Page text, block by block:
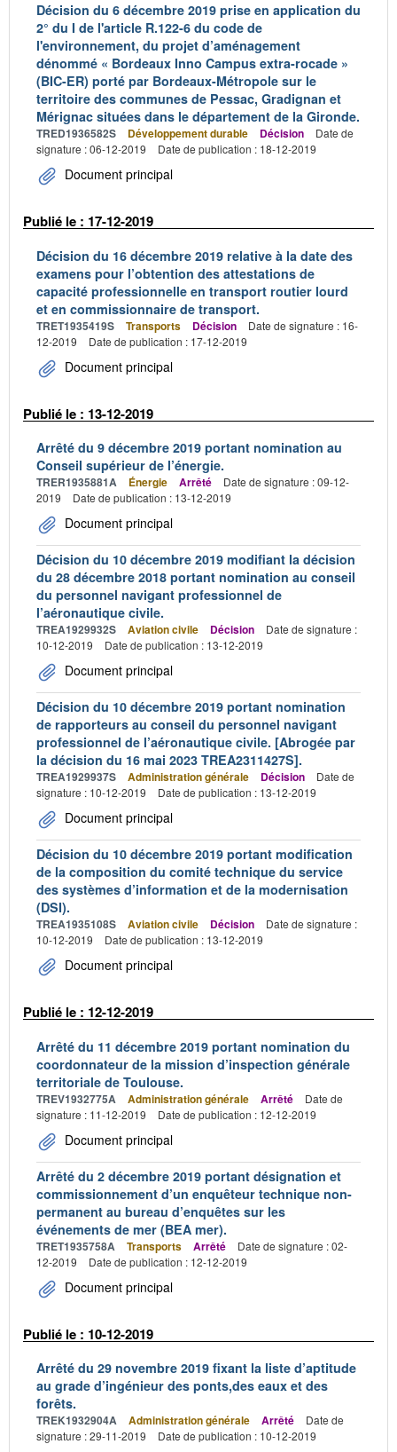
Décision du 6 décembre 2019 prise en application du
2° du I de l'article R.122-6 du code de
l'environnement, du projet d’aménagement
dénommé « Bordeaux Inno Campus extra-rocade »
(BIC-ER) porté par Bordeaux-Métropole sur le
territoire des communes de Pessac, Gradignan et
Mérignac situées dans le département de la Gironde.
TRED1936582S Développement durable Décision
Date de
signature : 06-12-2019
Date de publication : 18-12-2019
Document principal
Publié le : 17-12-2019
Décision du 16 décembre 2019 relative à la date des
examens pour l’obtention des attestations de
capacité professionnelle en transport routier lourd
et en commissionnaire de transport.
TRET1935419S Transports Décision
Date de signature : 16-
12-2019
Date de publication : 17-12-2019
Document principal
Publié le : 13-12-2019
Arrêté du 9 décembre 2019 portant nomination au
Conseil supérieur de l’énergie.
TRER1935881A Énergie Arrêté
Date de signature : 09-12-
2019
Date de publication : 13-12-2019
Document principal
Décision du 10 décembre 2019 modifiant la décision
du 28 décembre 2018 portant nomination au conseil
du personnel navigant professionnel de
l’aéronautique civile.
TREA1929932S Aviation civile Décision
Date de signature :
10-12-2019
Date de publication : 13-12-2019
Document principal
Décision du 10 décembre 2019 portant nomination
de rapporteurs au conseil du personnel navigant
professionnel de l’aéronautique civile. [Abrogée par
la décision du 16 mai 2023 TREA2311427S].
TREA1929937S Administration générale Décision
Date de
signature : 10-12-2019
Date de publication : 13-12-2019
Document principal
Décision du 10 décembre 2019 portant modification
de la composition du comité technique du service
des systèmes d’information et de la modernisation
(DSI).
TREA1935108S Aviation civile Décision
Date de signature :
10-12-2019
Date de publication : 13-12-2019
Document principal
Publié le : 12-12-2019
Arrêté du 11 décembre 2019 portant nomination du
coordonnateur de la mission d’inspection générale
territoriale de Toulouse.
TREV1932775A Administration générale Arrêté
Date de
signature : 11-12-2019
Date de publication : 12-12-2019
Document principal
Arrêté du 2 décembre 2019 portant désignation et
commissionnement d’un enquêteur technique non-
permanent au bureau d’enquêtes sur les
événements de mer (BEA mer).
TRET1935758A Transports Arrêté
Date de signature : 02-
12-2019
Date de publication : 12-12-2019
Document principal
Publié le : 10-12-2019
Arrêté du 29 novembre 2019 fixant la liste d’aptitude
au grade d’ingénieur des ponts,des eaux et des
forêts.
TREK1932904A Administration générale Arrêté
Date de
signature : 29-11-2019
Date de publication : 10-12-2019